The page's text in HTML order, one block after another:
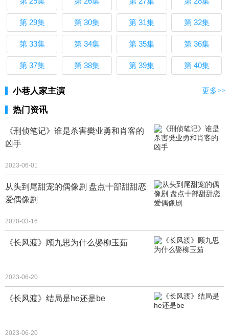
第 29集 第 30集 第 31集 第 32集
第 33集 第 34集 第 35集 第 36集
第 37集 第 38集 第 39集 第 40集
更多>>
小巷人家主演
热门资讯
《刑侦笔记》谁是杀害樊业勇和肖客的
凶手
2023-06-01
从头到尾甜宠的偶像剧 盘点十部甜甜恋
爱偶像剧
2020-03-16
《长风渡》顾九思为什么娶柳玉茹
2023-06-20
《长风渡》结局是he还是be
2023-06-20